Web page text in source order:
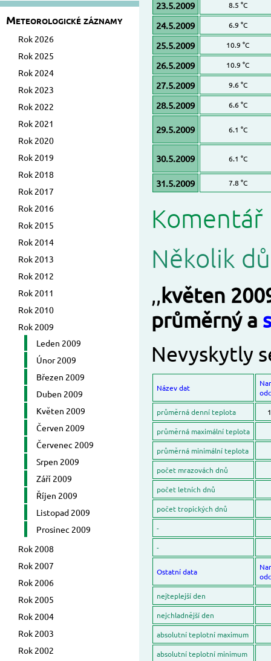
Meteorologické záznamy
Rok 2026
Rok 2025
Rok 2024
Rok 2023
Rok 2022
Rok 2021
Rok 2020
Rok 2019
Rok 2018
Rok 2017
Rok 2016
Rok 2015
Rok 2014
Rok 2013
Rok 2012
Rok 2011
Rok 2010
Rok 2009
Leden 2009
Únor 2009
Březen 2009
Duben 2009
Květen 2009
Červen 2009
Červenec 2009
Srpen 2009
Září 2009
Říjen 2009
Listopad 2009
Prosinec 2009
Rok 2008
Rok 2007
Rok 2006
Rok 2005
Rok 2004
Rok 2003
Rok 2002
23.5.2009 8.5 °C
24.5.2009 6.9 °C
25.5.2009 10.9 °C
26.5.2009 10.9 °C
27.5.2009 9.6 °C
28.5.2009 6.6 °C
29.5.2009 6.1 °C
30.5.2009 6.1 °C
31.5.2009 7.8 °C
Několik
,,květen
průměrný a
Nevyskytly
Název dat
průměrná denní teplota
průměrná maximální teplota
průměrná minimální teplota
počet mrazovách dnů
počet letních dnů
počet tropických dnů
-
-
Ostatní data
nejteplejší den
nejchladnější den
absolutní teplotní maximum
absolutní teplotní minimum